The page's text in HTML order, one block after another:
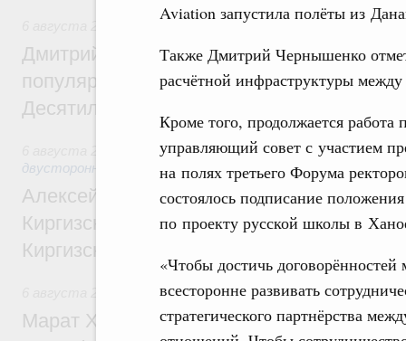
Aviation запустила полёты из
Также Дмитрий Чернышенко
расчётной инфраструктуры
Кроме того, продолжается
управляющий совет с участием
на полях третьего Форума
состоялось подписание
по проекту русской школы в
«Чтобы достичь
всесторонне развивать
стратегического партнёрства
Внутренний и въездной туризм
Дмитрий Чернышенко: Порядка 110
популярного туризма в 35 регионах
Десятилетия науки и технологий
Экономические и гуманитарные
двусторонней основе
Алексей Оверчук принял участие в
Киргизского экономического форума и
Киргизской межрегиональной
Дорожное хозяйство
Марат Хуснуллин: На двух скоростных